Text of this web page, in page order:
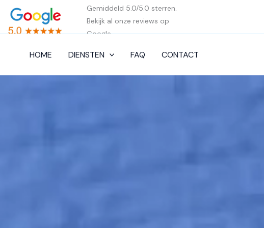
Gemiddeld 5.0/5.0 sterren.
Bekijk al onze reviews op
Google.
HOME DIENSTEN FAQ CONTACT